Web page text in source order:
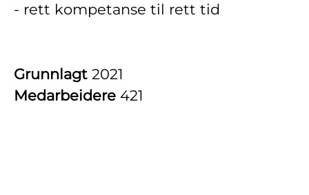
- rett kompetanse til rett tid
Grunnlagt 2021
Medarbeidere 421